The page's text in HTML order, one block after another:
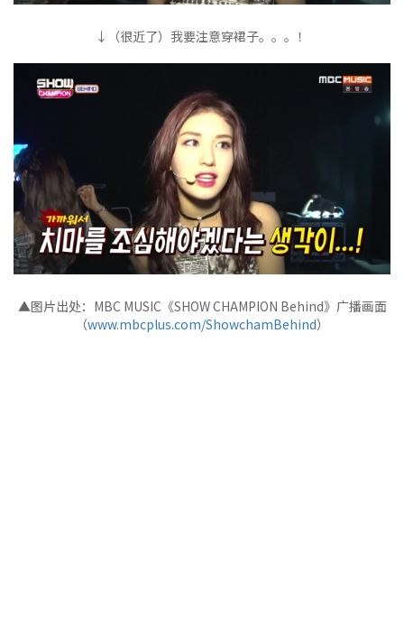
↓（很近了）我要注意穿裙子。。。！
▲图片出处：MBC MUSIC《SHOW CHAMPION Behind》广播画面
（www.mbcplus.com/ShowchamBehind）